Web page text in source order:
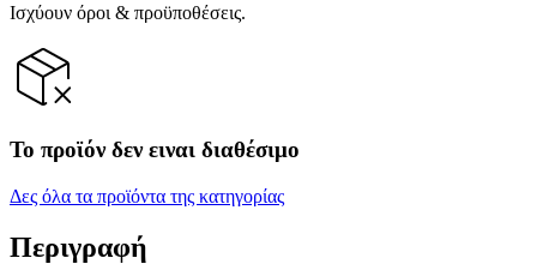
Ισχύουν όροι & προϋποθέσεις.
Το προϊόν δεν ειναι διαθέσιμο
Δες όλα τα προϊόντα της κατηγορίας
Περιγραφή